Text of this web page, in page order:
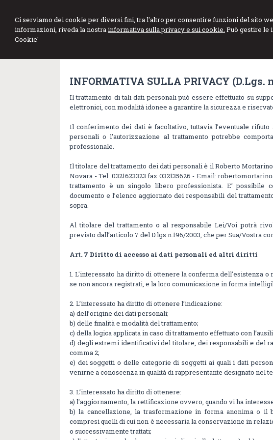
Ci serviamo dei cookie per diversi fini, tra l'altro per consentire funzioni del sito
informazioni, riveda la nostrainformativa sulla privacy e sui cookie. Può gestire le
Cookie'
Studio Gatti Mortarino
Piazzano & Associati
INFORMATIVA SULLA PRIVACY (D.Lgs.
Il trattamento di tali dati personali può essere effettuato su
elettronici, con modalità idonee a garantire la sicurezza e
Il conferimento dei dati è facoltativo, tuttavia l’eventuale
personali o l’autorizzazione al trattamento potrebbe
professionale.
Il titolare del trattamento dei dati personali è il Roberto
Novara - Tel. 0321623323 fax 032135626 - Email:
trattamento è un singolo libero professionista. E’ possibile
documento e l’elenco aggiornato dei responsabili del
sopra.
Al titolare del trattamento o al responsabile Lei/Voi potrà
previsto dall’articolo 7 del D.lgs n.196/2003, che per Sua/Vostra
Art. 7 Diritto di accesso ai dati personali ed altri diritti
1. L'interessato ha diritto di ottenere la conferma dell'esistenza
se non ancora registrati, e la loro comunicazione in forma
2. L’interessato ha diritto di ottenere l’indicazione:
a) dell’origine dei dati personali;
b) delle finalità e modalità del trattamento;
c) della logica applicata in caso di trattamento effettuato con
d) degli estremi identificativi del titolare, dei responsabili e del
comma 2;
e) dei soggetti o delle categorie di soggetti ai quali i dati
venirne a conoscenza in qualità di rappresentante designato nel
3. L’interessato ha diritto di ottenere:
a) l'aggiornamento, la rettificazione ovvero, quando vi ha
b) la cancellazione, la trasformazione in forma anonima o
compresi quelli di cui non è necessaria la conservazione in
o successivamente trattati;